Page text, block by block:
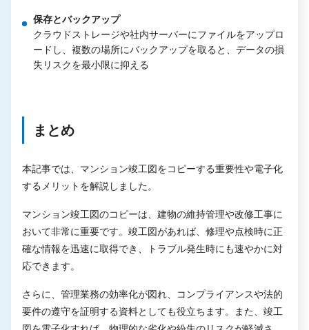
保存とバックアップ
クラウドストレージや社内サーバーにファイルをアップロ
ードし、複数の場所にバックアップを取ると、データの損
失リスクを最小限に抑える
まとめ
本記事では、マンション竣工図をコピーする重要性や電子化
するメリットを解説しました。
マンション竣工図のコピーは、建物の維持管理や改修工事に
おいて非常に重要です。竣工図があれば、修理や点検時に正
確な情報を迅速に取得でき、トラブル発生時にも速やかに対
応できます。
さらに、管理業務の効率化が図れ、コンプライアンスや法的
要件の遵守を証明する資料としても役立ちます。また、竣工